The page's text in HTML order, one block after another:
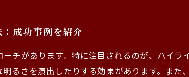
成功事例を紹介
チがあります。特に注目されるのが、ハイラ
るさを演出したりする効果があります。ま